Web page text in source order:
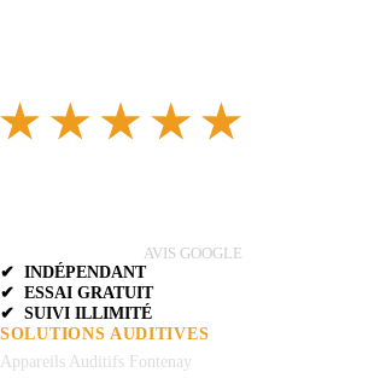
AVIS GOOGLE
✔ INDÉPENDANT
✔ ESSAI GRATUIT
✔ SUIVI ILLIMITÉ
SOLUTIONS AUDITIVES
Appareils Auditifs Fontenay